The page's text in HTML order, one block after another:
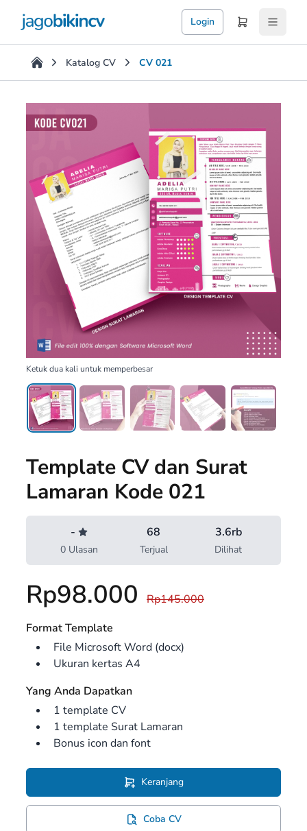
Login
Katalog CV CV 021
Ketuk dua kali untuk memperbesar
Template CV dan Surat
Lamaran Kode 021
-
0 Ulasan
68
Terjual
3.6rb
Dilihat
Rp98.000
Rp145.000
Format Template
File Microsoft Word (docx)
Ukuran kertas A4
Yang Anda Dapatkan
1 template CV
1 template Surat Lamaran
Bonus icon dan font
Keranjang
Coba CV